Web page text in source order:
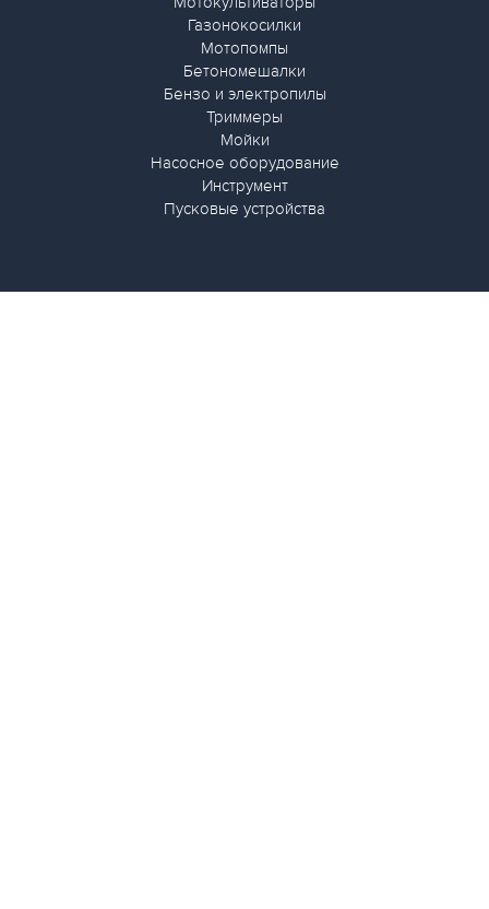
Газонокосилки
Мотопомпы
Бетономешалки
Бензо и электропилы
Триммеры
Мойки
Насосное оборудование
Инструмент
Пусковые устройства